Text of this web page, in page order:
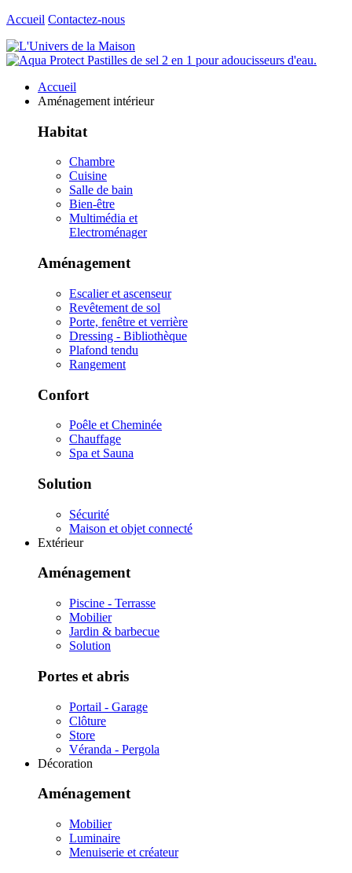
Accueil Contactez-nous
Accueil
Aménagement intérieur
Habitat
Chambre
Cuisine
Salle de bain
Bien-être
Multimédia et
Electroménager
Aménagement
Escalier et ascenseur
Revêtement de sol
Porte, fenêtre et verrière
Dressing - Bibliothèque
Plafond tendu
Rangement
Confort
Poêle et Cheminée
Chauffage
Spa et Sauna
Solution
Sécurité
Maison et objet connecté
Extérieur
Aménagement
Piscine - Terrasse
Mobilier
Jardin & barbecue
Solution
Portes et abris
Portail - Garage
Clôture
Store
Véranda - Pergola
Décoration
Aménagement
Mobilier
Luminaire
Menuiserie et créateur